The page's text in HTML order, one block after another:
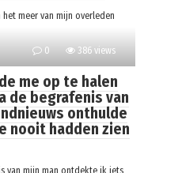
meer van mijn overleden
0 386 views
me op te halen
de begrafenis van
onthulde
nooit hadden zien
van mijn man ontdekte ik iets